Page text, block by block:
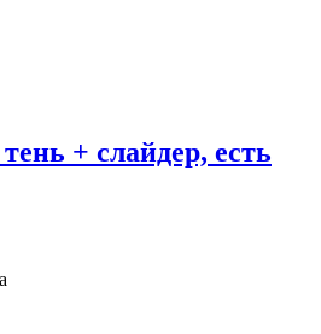
+ слайдер, есть